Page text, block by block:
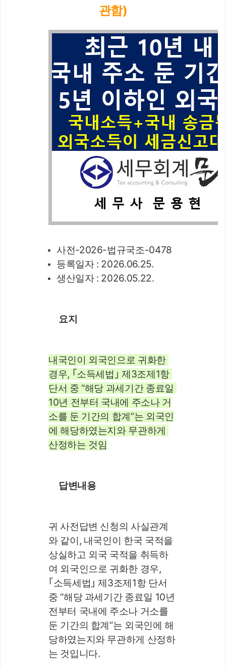
관함)
사전-2026-법규국조-0478
등록일자 : 2026.06.25.
생산일자 : 2026.05.22.
요지
내국인이 외국인으로 귀화한
경우, ｢소득세법｣ 제3조제1항
단서 중 “해당 과세기간 종료일
10년 전부터 국내에 주소나 거
소를 둔 기간의 합계”는 외국인
에 해당하였는지와 무관하게
산정하는 것임
답변내용
귀 사전답변 신청의 사실관계
와 같이, 내국인이 한국 국적을
상실하고 외국 국적을 취득하
여 외국인으로 귀화한 경우,
｢소득세법｣ 제3조제1항 단서
중 “해당 과세기간 종료일 10년
전부터 국내에 주소나 거소를
둔 기간의 합계”는 외국인에 해
당하였는지와 무관하게 산정하
는 것입니다.